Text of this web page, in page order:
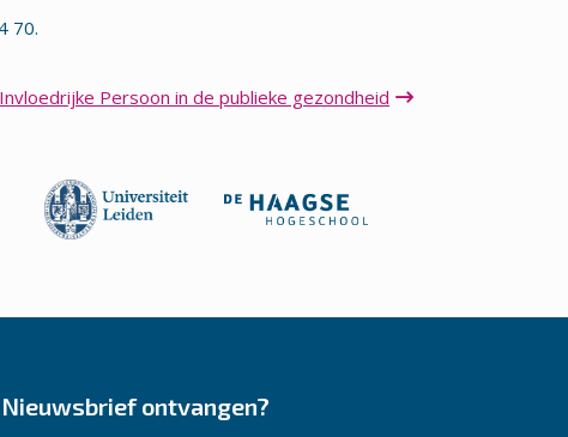
70.
Persoon in de publieke gezondheid
Nieuwsbrief ontvangen?